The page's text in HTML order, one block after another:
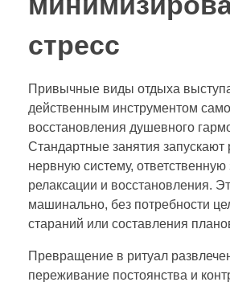
стресс
Привычные виды отдыха
действенным инструментом
восстановления душевного
Стандартные занятия запускают
нервную систему, ответственную
релаксации и восстановления.
машинально, без потребности
стараний или составления
Превращение в ритуал
переживание постоянства и